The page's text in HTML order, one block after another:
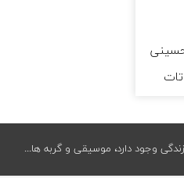
وجود دارد، موسیقی و گربه ها...